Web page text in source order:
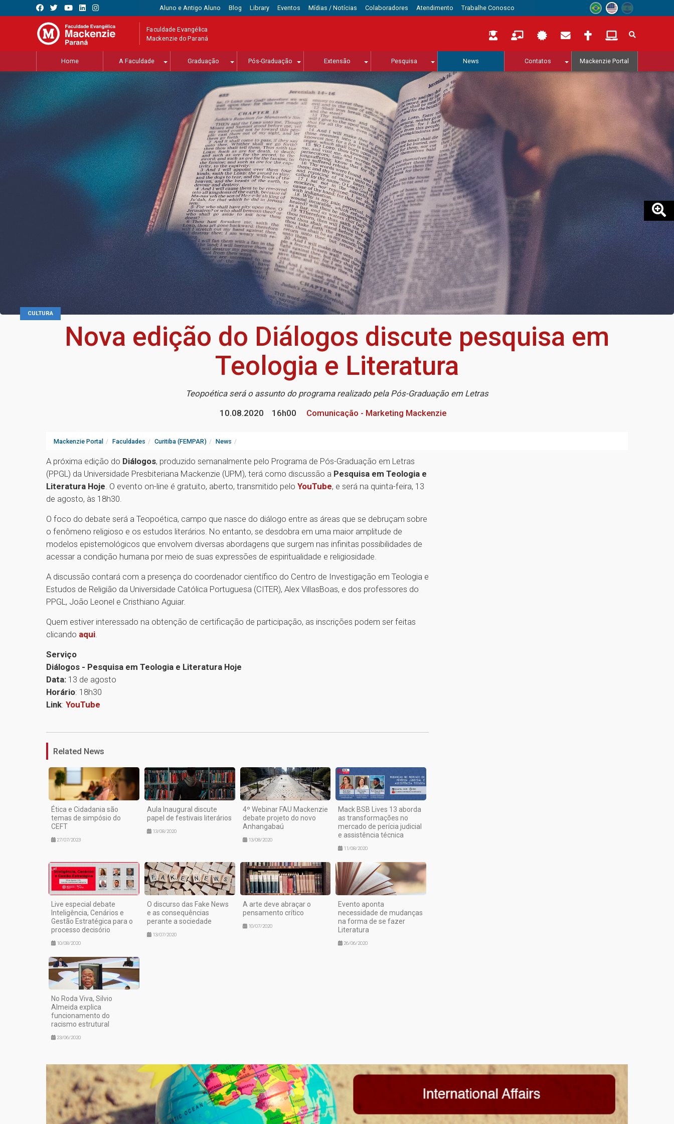
Aluno e Antigo Aluno Blog Library Eventos Mídias / Notícias Colaboradores Atendimento Trabalhe Conosco
Faculdade Evangélica
Mackenzie do Paraná
Home A Faculdade Graduação Pós-Graduação Extensão Pesquisa News Contatos Mackenzie Portal
CULTURA
Nova edição do Diálogos discute pesquisa em
Teologia e Literatura
Teopoética será o assunto do programa realizado pela Pós-Graduação em Letras
10.08.2020
16h00 Comunicação - Marketing Mackenzie
Mackenzie Portal Faculdades Curitiba (FEMPAR) News
A próxima edição do Diálogos, produzido semanalmente pelo Programa de Pós-Graduação em Letras
(PPGL) da Universidade Presbiteriana Mackenzie (UPM), terá como discussão a Pesquisa em Teologia e
Literatura Hoje. O evento on-line é gratuito, aberto, transmitido pelo YouTube, e será na quinta-feira, 13
de agosto, às 18h30.
O foco do debate será a Teopoética, campo que nasce do diálogo entre as áreas que se debruçam sobre
o fenômeno religioso e os estudos literários. No entanto, se desdobra em uma maior amplitude de
modelos epistemológicos que envolvem diversas abordagens que surgem nas infinitas possibilidades de
acessar a condição humana por meio de suas expressões de espiritualidade e religiosidade.
A discussão contará com a presença do coordenador científico do Centro de Investigação em Teologia e
Estudos de Religião da Universidade Católica Portuguesa (CITER), Alex VillasBoas, e dos professores do
PPGL, João Leonel e Cristhiano Aguiar.
Quem estiver interessado na obtenção de certificação de participação, as inscrições podem ser feitas
clicando aqui.
Serviço
Diálogos - Pesquisa em Teologia e Literatura Hoje
Data: 13 de agosto
Horário: 18h30
Link: YouTube
Related News
Ética e Cidadania são
temas de simpósio do
CEFT
27/07/2023
Aula Inaugural discute
papel de festivais literários
13/08/2020
4º Webinar FAU Mackenzie
debate projeto do novo
Anhangabaú
13/08/2020
Mack BSB Lives 13 aborda
as transformações no
mercado de perícia judicial
e assistência técnica
11/08/2020
Live especial debate
Inteligência, Cenários e
Gestão Estratégica para o
processo decisório
10/08/2020
O discurso das Fake News
e as consequências
perante a sociedade
13/07/2020
A arte deve abraçar o
pensamento crítico
10/07/2020
Evento aponta
necessidade de mudanças
na forma de se fazer
Literatura
26/06/2020
No Roda Viva, Silvio
Almeida explica
funcionamento do
racismo estrutural
23/06/2020